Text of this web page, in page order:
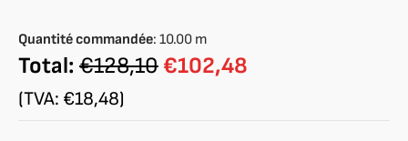
indisponible indisponible
Quantité commandée: 10.00 m
Total: €128,10€102,48
(TVA: €18,48)